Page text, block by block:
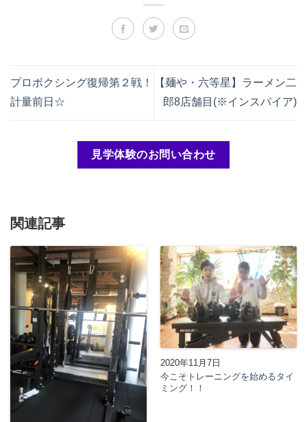
プロボクシング復帰第２戦！
計量前日☆
【麺や・六等星】ラーメン二
郎8店舗目(※インスパイア)
見学体験のお問い合わせ
関連記事
2020年11月7日
今こそトレーニングを始めるタイ
ミング！！